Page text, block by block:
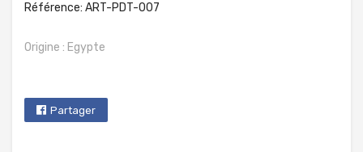
Référence: ART-PDT-007
Origine : Egypte
Partager